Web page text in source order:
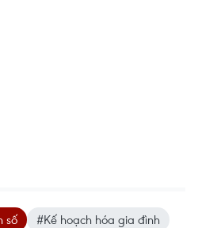
số
#Kế hoạch hóa gia đình